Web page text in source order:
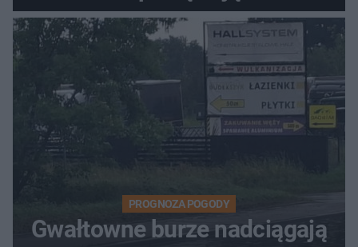
PROGNOZA POGODY
Gwałtowne burze nadciągają